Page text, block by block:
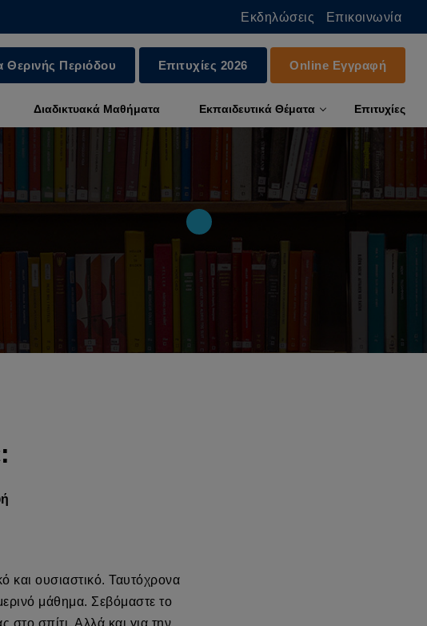
Εκδηλώσεις Επικοινωνία
Διαδικτυακά Μαθήματα Εκπαιδευτικά Θέματα Επιτυχίες
Θερινής Περιόδου Επιτυχίες 2026 Online Εγγραφή
και ουσιαστικό. Ταυτόχρονα
μάθημα. Σεβόμαστε το